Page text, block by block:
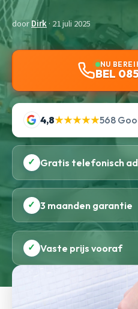
doorDirk· 21 juli 2025
NU
BEL
4,8★★★★★568
✓ Gratis telefonisch
✓ 3 maanden garantie
✓ Vaste prijs vooraf